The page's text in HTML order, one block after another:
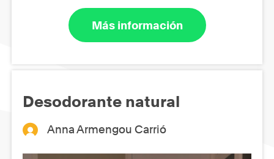
Más información
Desodorante natural
Anna Armengou Carrió